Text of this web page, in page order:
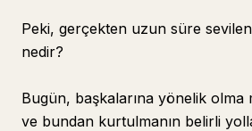
Peki, gerçekten uzun süre
nedir?
Bugün, başkalarına yönelik olma
ve bundan kurtulmanın belirli